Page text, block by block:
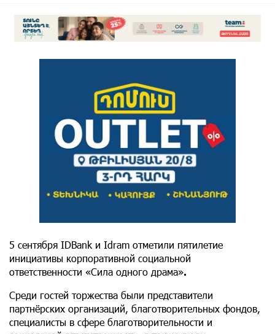
5 сентября IDBank и Idram отметили пятилетие
инициативы корпоративной социальной
ответственности «Сила одного драма».
Среди гостей торжества были представители
партнёрских организаций, благотворительных фондов,
специалисты в сфере благотворительности и